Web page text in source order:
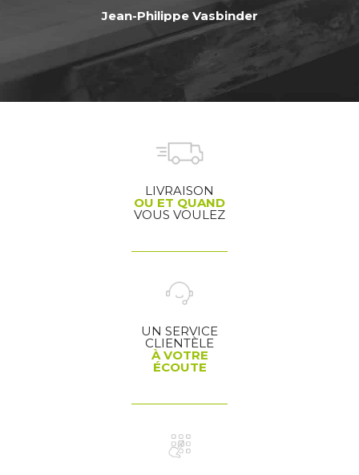
Jean-Philippe Vasbinder
LIVRAISON
OU ET QUAND
VOUS VOULEZ
UN SERVICE
CLIENTÈLE
À VOTRE
ÉCOUTE